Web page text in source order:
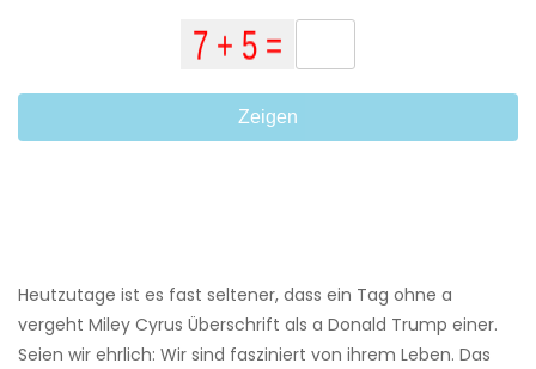
Zeigen
Heutzutage ist es fast seltener, dass ein Tag ohne a
vergeht Miley Cyrus Überschrift als a Donald Trump einer.
Seien wir ehrlich: Wir sind fasziniert von ihrem Leben. Das